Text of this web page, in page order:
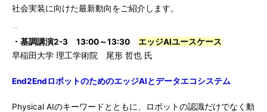
社会実装に向けた最新動向をご紹介します。
・基調講演2-3 13:00～13:30 エッジAIユースケース
早稲田大学 理工学術院 尾形 哲也 氏
End2EndロボットのためのエッジAIとデータエコシステム
Physical AIのキーワードとともに、ロボットの認識だけでなく動